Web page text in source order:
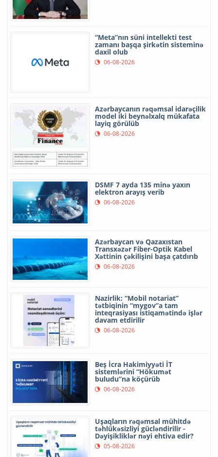
“Meta”nın süni intellekti test
zamanı başqa şirkətin sisteminə
daxil olub
06-08-2026
Azərbaycanın rəqəmsal idarəçilik
model iki beynəlxalq mükafata
layiq görülüb
06-08-2026
DSMF 7 ayda 135 minə yaxın
elektron arayış verib
06-08-2026
Azərbaycan və Qazaxıstan
Transxəzər Fiber-Optik Kabel
Xəttinin çəkilişini başa çatdırıb
06-08-2026
Nazirlik: “Mobil notariat”
tətbiqinin “mygov”a tam
inteqrasiyası istiqamətində işlər
davam etdirilir
06-08-2026
Beş İcra Hakimiyyəti İT
sistemlərini “Hökumət
buludu”na köçürüb
06-08-2026
Uşaqların rəqəmsal mühitdə
təhlükəsizliyi gücləndirilir -
Dəyişikliklər nəyi ehtiva edir?
05-08-2026